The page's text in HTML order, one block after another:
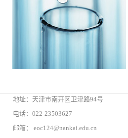
地址：天津市南开区卫津路94号
电话：022-23503627
邮箱： eoc124@nankai.edu.cn